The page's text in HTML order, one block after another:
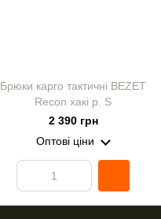
Брюки карго тактичні BEZET
Recon хакі р. S
2 390 грн
Оптові ціни